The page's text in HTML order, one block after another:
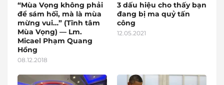
“Mùa Vọng không phải
để sám hối, mà là mùa
mừng vui…” (Tĩnh tâm
Mùa Vọng) — Lm.
Micael Phạm Quang
Hồng
08.12.2018
3 dấu hiệu cho thấy bạn
đang bị ma quỷ tấn
công
12.05.2021